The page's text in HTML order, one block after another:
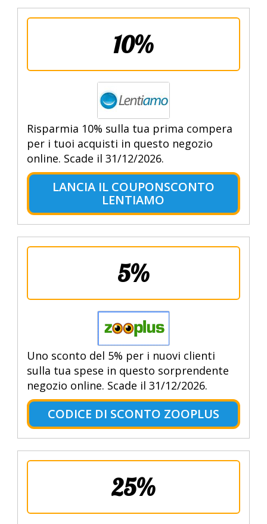
10%
Risparmia 10% sulla tua prima compera
per i tuoi acquisti in questo negozio
online. Scade il 31/12/2026.
LANCIA IL COUPONSCONTO
LENTIAMO
5%
Uno sconto del 5% per i nuovi clienti
sulla tua spese in questo sorprendente
negozio online. Scade il 31/12/2026.
CODICE DI SCONTO ZOOPLUS
25%